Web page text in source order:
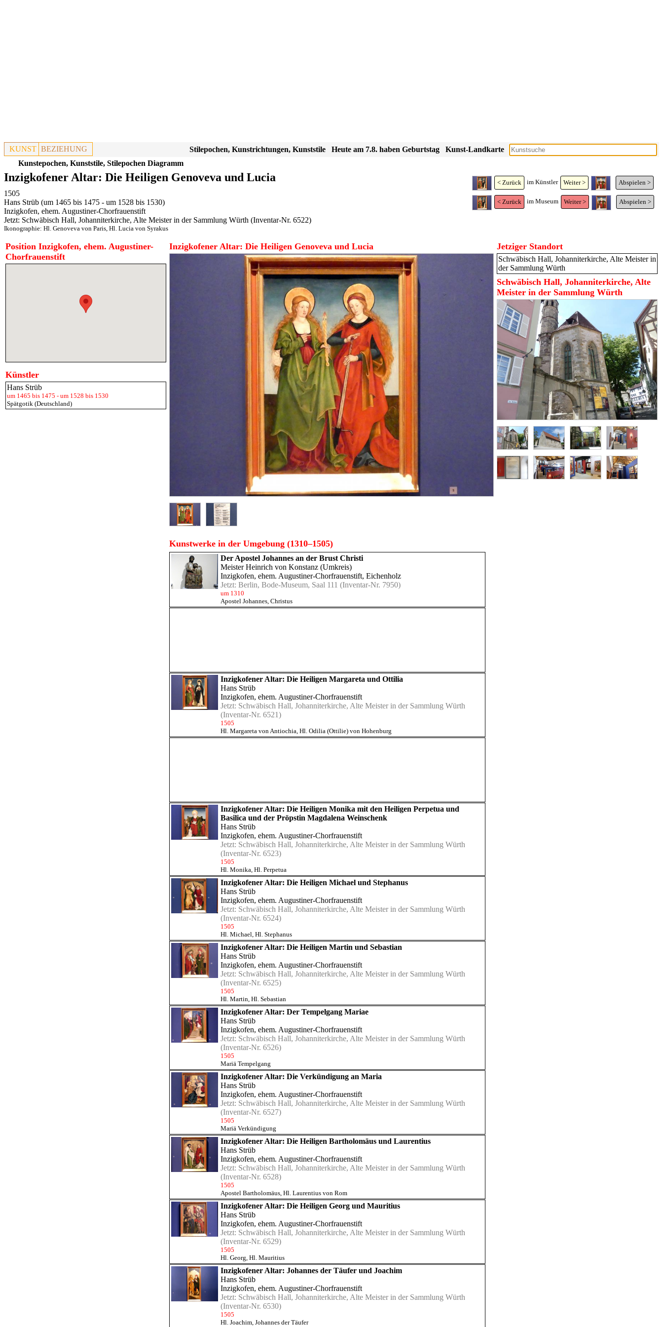
KUNST BEZIEHUNG Kunst-Landkarte
Heute am 7.8. haben Geburtstag
Stilepochen, Kunstrichtungen, Kunststile
Kunstepochen, Kunststile, Stilepochen Diagramm
< Zurück im Künstler Weiter > Abspielen >
< Zurück im Museum Weiter > Abspielen >
Inzigkofener Altar: Die Heiligen Genoveva und Lucia
1505
Hans Strüb (um 1465 bis 1475 - um 1528 bis 1530)
Inzigkofen, ehem. Augustiner-Chorfrauenstift
Jetzt: Schwäbisch Hall, Johanniterkirche, Alte Meister in der Sammlung Würth (Inventar-Nr. 6522)
Ikonographie: Hl. Genoveva von Paris, Hl. Lucia von Syrakus
Position Inzigkofen, ehem. Augustiner-
Chorfrauenstift
Künstler
Hans Strüb
um 1465 bis 1475 - um 1528 bis 1530
Spätgotik (Deutschland)
Inzigkofener Altar: Die Heiligen Genoveva und Lucia
Kunstwerke in der Umgebung (1310–1505)
Der Apostel Johannes an der Brust Christi
Meister Heinrich von Konstanz (Umkreis)
Inzigkofen, ehem. Augustiner-Chorfrauenstift, Eichenholz
Jetzt: Berlin, Bode-Museum, Saal 111 (Inventar-Nr. 7950)
um 1310
Apostel Johannes Christus
Inzigkofener Altar: Die Heiligen Margareta und Ottilia
Hans Strüb
Inzigkofen, ehem. Augustiner-Chorfrauenstift
Jetzt: Schwäbisch Hall, Johanniterkirche, Alte Meister in der Sammlung Würth
(Inventar-Nr. 6521)
1505
Hl. Margareta von Antiochia Hl. Odilia (Ottilie) von Hohenburg
Inzigkofener Altar: Die Heiligen Monika mit den Heiligen Perpetua und
Basilica und der Pröpstin Magdalena Weinschenk
Hans Strüb
Inzigkofen, ehem. Augustiner-Chorfrauenstift
Jetzt: Schwäbisch Hall, Johanniterkirche, Alte Meister in der Sammlung Würth
(Inventar-Nr. 6523)
1505
Hl. Monika Hl. Perpetua
Inzigkofener Altar: Die Heiligen Michael und Stephanus
Hans Strüb
Inzigkofen, ehem. Augustiner-Chorfrauenstift
Jetzt: Schwäbisch Hall, Johanniterkirche, Alte Meister in der Sammlung Würth
(Inventar-Nr. 6524)
1505
Hl. Michael Hl. Stephanus
Inzigkofener Altar: Die Heiligen Martin und Sebastian
Hans Strüb
Inzigkofen, ehem. Augustiner-Chorfrauenstift
Jetzt: Schwäbisch Hall, Johanniterkirche, Alte Meister in der Sammlung Würth
(Inventar-Nr. 6525)
1505
Hl. Martin Hl. Sebastian
Inzigkofener Altar: Der Tempelgang Mariae
Hans Strüb
Inzigkofen, ehem. Augustiner-Chorfrauenstift
Jetzt: Schwäbisch Hall, Johanniterkirche, Alte Meister in der Sammlung Würth
(Inventar-Nr. 6526)
1505
Mariä Tempelgang
Inzigkofener Altar: Die Verkündigung an Maria
Hans Strüb
Inzigkofen, ehem. Augustiner-Chorfrauenstift
Jetzt: Schwäbisch Hall, Johanniterkirche, Alte Meister in der Sammlung Würth
(Inventar-Nr. 6527)
1505
Mariä Verkündigung
Inzigkofener Altar: Die Heiligen Bartholomäus und Laurentius
Hans Strüb
Inzigkofen, ehem. Augustiner-Chorfrauenstift
Jetzt: Schwäbisch Hall, Johanniterkirche, Alte Meister in der Sammlung Würth
(Inventar-Nr. 6528)
1505
Apostel Bartholomäus Hl. Laurentius von Rom
Inzigkofener Altar: Die Heiligen Georg und Mauritius
Hans Strüb
Inzigkofen, ehem. Augustiner-Chorfrauenstift
Jetzt: Schwäbisch Hall, Johanniterkirche, Alte Meister in der Sammlung Würth
(Inventar-Nr. 6529)
1505
Hl. Georg Hl. Mauritius
Inzigkofener Altar: Johannes der Täufer und Joachim
Hans Strüb
Inzigkofen, ehem. Augustiner-Chorfrauenstift
Jetzt: Schwäbisch Hall, Johanniterkirche, Alte Meister in der Sammlung Würth
(Inventar-Nr. 6530)
1505
Hl. Joachim Johannes der Täufer
Jetziger Standort
Schwäbisch Hall, Johanniterkirche, Alte Meister in
der Sammlung Würth
Schwäbisch Hall, Johanniterkirche, Alte
Meister in der Sammlung Würth